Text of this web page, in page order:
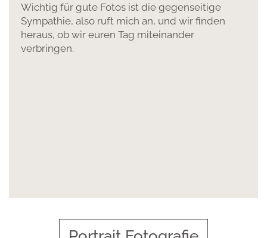
Wichtig für gute Fotos ist die gegenseitige
Sympathie, also ruft mich an, und wir finden
heraus, ob wir euren Tag miteinander
verbringen.